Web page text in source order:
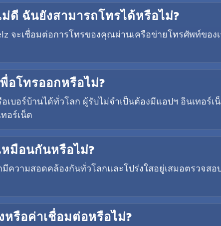
ดี ฉันยังสามารถโทรได้หรือไม่?
จะเชื่อมต่อการโทรของคุณผ่านเครือข่ายโทรศัพท์ขอ
อโทรออกหรือไม่?
บอร์บ้านได้ทั่วโลก ผู้รับไม่จำเป็นต้องมีแอปฯ อินเทอร์
อร์เน็ต
มือนกันหรือไม่?
มีความสอดคล้องกันทั่วโลกและโปร่งใสอยู่เสมอตรวจ
รือค่าเชื่อมต่อหรือไม่?